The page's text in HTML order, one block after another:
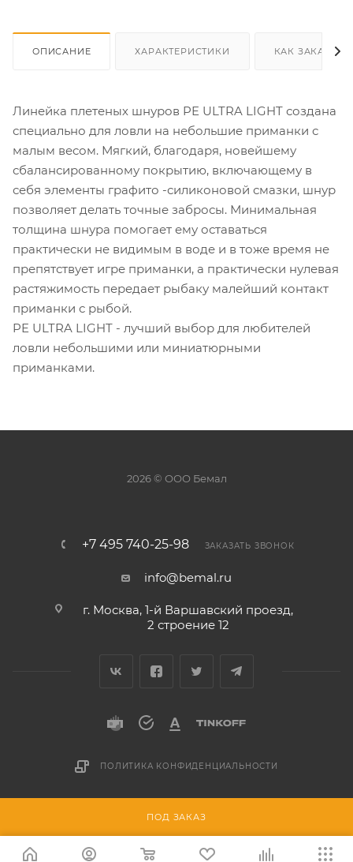
ПОД ЗАКАЗ
ОПИСАНИЕ ХАРАКТЕРИСТИКИ КАК ЗАКАЗАТЬ
Линейка плетеных шнуров PE ULTRA LIGHT создана
специально для ловли на небольшие приманки с
малым весом. Мягкий, благодаря, новейшему
сбалансированному покрытию, включающему в
себя элементы графито -силиконовой смазки, шнур
позволяет делать точные забросы. Минимальная
толщина шнура помогает ему оставаться
практически не видимым в воде и в тоже время не
препятствует игре приманки, а практически нулевая
растяжимость передает рыбаку малейший контакт
приманки с рыбой.
PE ULTRA LIGHT - лучший выбор для любителей
ловли небольшими или миниатюрными
приманками.
2026 © ООО Бемал
+7 495 740-25-98 ЗАКАЗАТЬ ЗВОНОК
info@bemal.ru
г. Москва, 1-й Варшавский проезд,
2 строение 12
ПОЛИТИКА КОНФИДЕНЦИАЛЬНОСТИ